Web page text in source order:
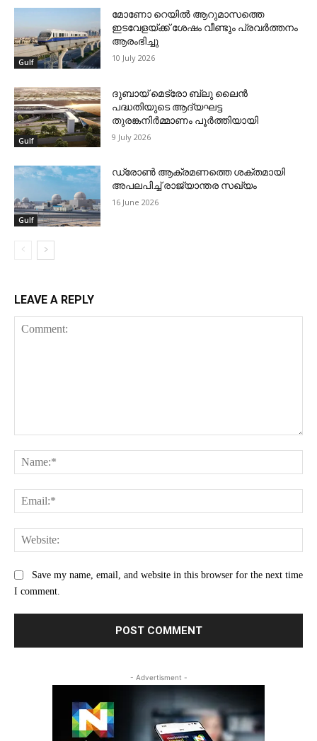
Gulf
മോണോ റെയില്‍ ആറുമാസത്തെ
ഇടവേളയ്ക്ക് ശേഷം വീണ്ടും പ്രവര്‍ത്തനം
ആരംഭിച്ചു
10 July 2026
Gulf
ദുബായ് മെട്രോ ബ്ലു ലൈന്‍
പദ്ധതിയുടെ ആദ്യഘട്ട
തുരങ്കനിര്‍മ്മാണം പൂര്‍ത്തിയായി
9 July 2026
Gulf
ഡ്രോണ്‍ ആക്രമണത്തെ ശക്തമായി
അപലപിച്ച് രാജ്യാന്തര സഖ്യം
16 June 2026
LEAVE A REPLY
Save my name, email, and website in this browser for the next time
I comment.
- Advertisment -